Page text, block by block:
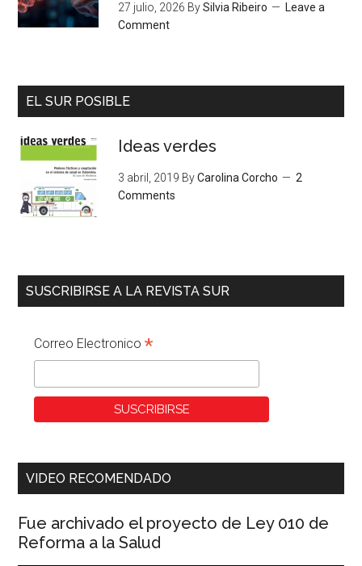
27 julio, 2026 BySilvia Ribeiro
Leave a
Comment
EL SUR POSIBLE
Ideas verdes
3 abril, 2019 ByCarolina Corcho
2
Comments
SUSCRIBIRSE A LA REVISTA SUR
Correo Electronico*
VIDEO RECOMENDADO
Fue archivado el proyecto de Ley 010 de
Reforma a la Salud